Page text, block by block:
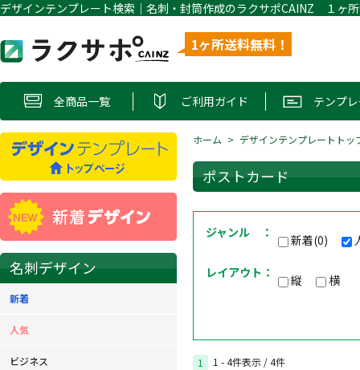
1ヶ所送料無料！
全商品一覧 ご利用ガイド テンプ
ホーム デザインテンプレートトッ
ポストカード
ジャンル ： 新着(0)
レイアウト：
縦 横
1 1 - 4件表示 /4件
名刺デザイン
新着
人気
ビジネス